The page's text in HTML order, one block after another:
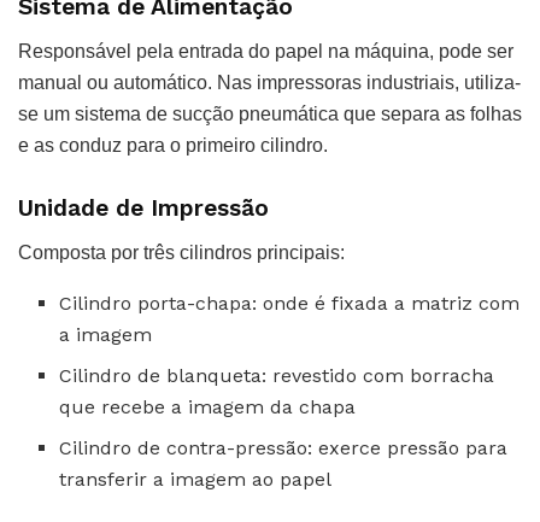
Sistema de Alimentação
Responsável pela entrada do papel na máquina, pode ser
manual ou automático. Nas impressoras industriais, utiliza-
se um sistema de sucção pneumática que separa as folhas
e as conduz para o primeiro cilindro.
Unidade de Impressão
Composta por três cilindros principais:
Cilindro porta-chapa: onde é fixada a matriz com
a imagem
Cilindro de blanqueta: revestido com borracha
que recebe a imagem da chapa
Cilindro de contra-pressão: exerce pressão para
transferir a imagem ao papel